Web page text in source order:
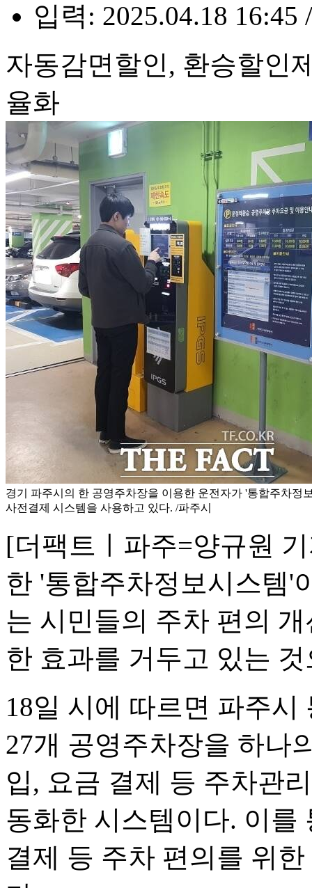
입력: 2025.04.18 16:45
자동감면할인, 환승할인
율화
경기 파주시의 한 공영주차장을 이용한 운전자가 '통합주차정
사전결제 시스템을 사용하고 있다. /파주시
[더팩트ㅣ파주=양규원
한 '통합주차정보시스템'
는 시민들의 주차 편의
한 효과를 거두고 있는
18일 시에 따르면 파주
27개 공영주차장을 하나
입, 요금 결제 등 주차관
동화한 시스템이다. 이를
결제 등 주차 편의를 위